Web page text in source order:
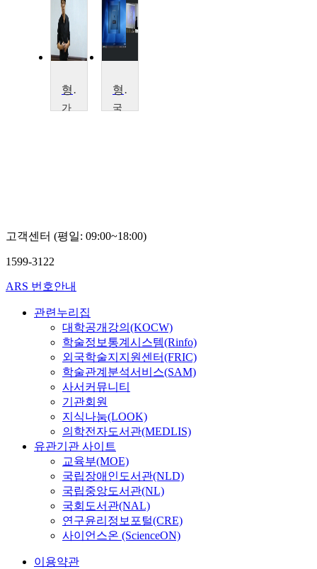
형사정책
가
형사정책
국
고객센터 (평일: 09:00~18:00)
1599-3122
ARS 번호안내
관련누리집
대학공개강의(KOCW)
학술정보통계시스템(Rinfo)
외국학술지지원센터(FRIC)
학술관계분석서비스(SAM)
사서커뮤니티
기관회원
지식나눔(LOOK)
의학전자도서관(MEDLIS)
유관기관 사이트
교육부(MOE)
국립장애인도서관(NLD)
국립중앙도서관(NL)
국회도서관(NAL)
연구윤리정보포털(CRE)
사이언스온 (ScienceON)
이용약관